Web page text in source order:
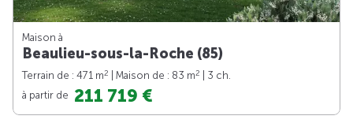
Maison à
Beaulieu-sous-la-Roche (85)
Terrain de : 471 m2 | Maison de : 83 m2
| 3 ch.
à partir de 211 719 €